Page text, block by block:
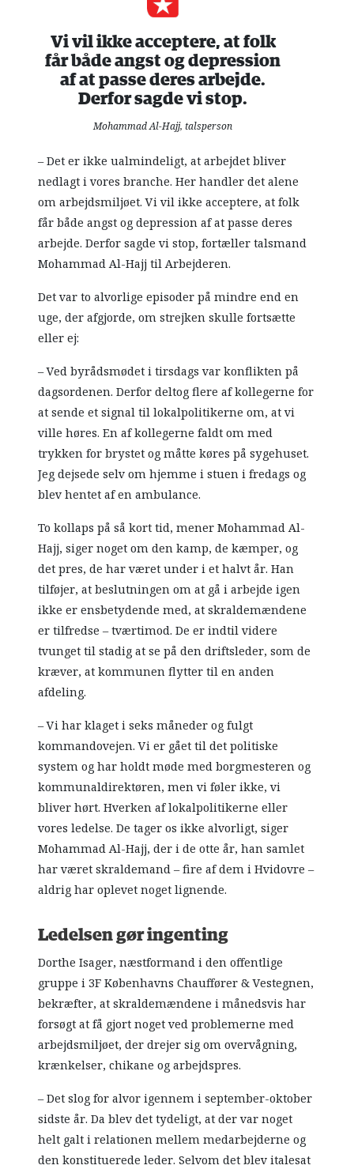
Vi vil ikke acceptere, at folk
får både angst og depression
af at passe deres arbejde.
Derfor sagde vi stop.
Mohammad Al-Hajj, talsperson
– Det er ikke ualmindeligt, at arbejdet bliver
nedlagt i vores branche. Her handler det alene
om arbejdsmiljøet. Vi vil ikke acceptere, at folk
får både angst og depression af at passe deres
arbejde. Derfor sagde vi stop, fortæller talsmand
Mohammad Al-Hajj til Arbejderen.
Det var to alvorlige episoder på mindre end en
uge, der afgjorde, om strejken skulle fortsætte
eller ej:
– Ved byrådsmødet i tirsdags var konflikten på
dagsordenen. Derfor deltog flere af kollegerne for
at sende et signal til lokalpolitikerne om, at vi
ville høres. En af kollegerne faldt om med
trykken for brystet og måtte køres på sygehuset.
Jeg dejsede selv om hjemme i stuen i fredags og
blev hentet af en ambulance.
To kollaps på så kort tid, mener Mohammad Al-
Hajj, siger noget om den kamp, de kæmper, og
det pres, de har været under i et halvt år. Han
tilføjer, at beslutningen om at gå i arbejde igen
ikke er ensbetydende med, at skraldemændene
er tilfredse – tværtimod. De er indtil videre
tvunget til stadig at se på den driftsleder, som de
kræver, at kommunen flytter til en anden
afdeling.
– Vi har klaget i seks måneder og fulgt
kommandovejen. Vi er gået til det politiske
system og har holdt møde med borgmesteren og
kommunaldirektøren, men vi føler ikke, vi
bliver hørt. Hverken af lokalpolitikerne eller
vores ledelse. De tager os ikke alvorligt, siger
Mohammad Al-Hajj, der i de otte år, han samlet
har været skraldemand – fire af dem i Hvidovre –
aldrig har oplevet noget lignende.
Ledelsen gør ingenting
Dorthe Isager, næstformand i den offentlige
gruppe i 3F Københavns Chauffører & Vestegnen,
bekræfter, at skraldemændene i månedsvis har
forsøgt at få gjort noget ved problemerne med
arbejdsmiljøet, der drejer sig om overvågning,
krænkelser, chikane og arbejdspres.
– Det slog for alvor igennem i september-oktober
sidste år. Da blev det tydeligt, at der var noget
helt galt i relationen mellem medarbejderne og
den konstituerede leder. Selvom det blev italesat